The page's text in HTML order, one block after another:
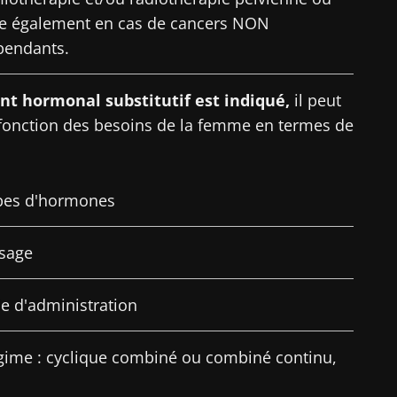
également en cas de cancers NON
hormonal substitutif est indiqué, il peut
des besoins de la femme en termes de
d'hormones
d'administration
: cyclique combiné ou combiné continu,
afin de recevoir d'autres actualités de Biocodex
les
et la politique de protection des données
la
16/07/2026
intratumoral du
cancer colorectal : un
pronostique
indépendant ?
Lire l'article
10/07/2026
intestinale
Lire l'article